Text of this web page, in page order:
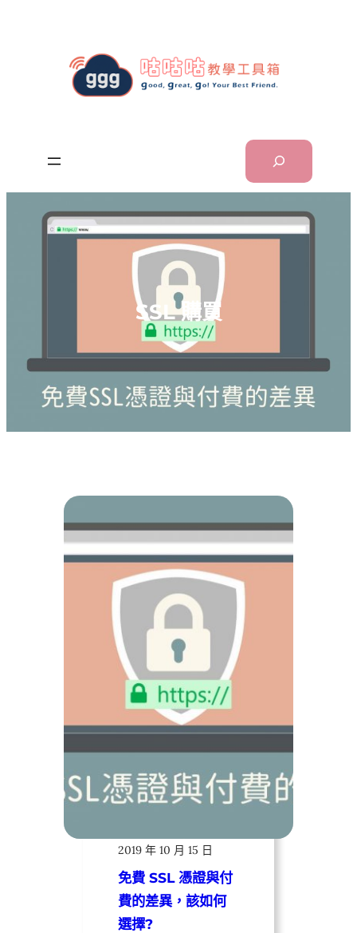
Search
SSL 購買
2019 年 10 月 15 日
免費 SSL 憑證與付
費的差異，該如何
選擇?